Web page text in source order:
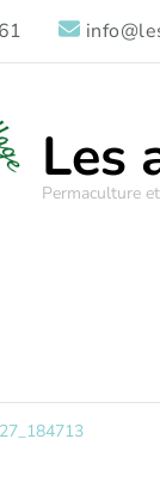
Les
Permaculture